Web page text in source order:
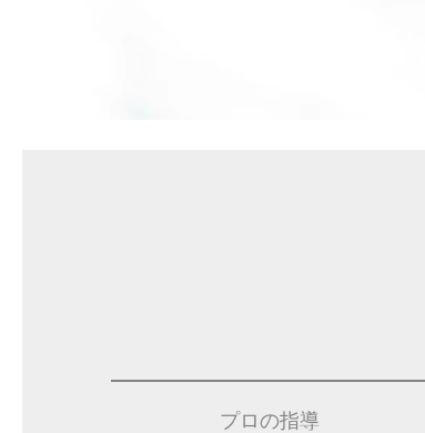
プロの指導